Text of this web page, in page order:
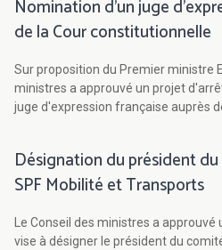
Nomination d'un juge
de la Cour constitutionnelle
Sur proposition du Premier ministre
ministres a approuvé un projet
juge d'expression française auprès
Désignation du président
SPF Mobilité et Transports
Le Conseil des ministres a
vise à désigner le président du